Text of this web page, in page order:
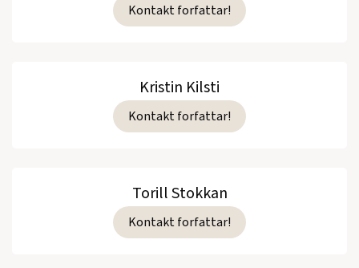
Kontakt forfattar!
Kristin Kilsti
Kontakt forfattar!
Torill Stokkan
Kontakt forfattar!